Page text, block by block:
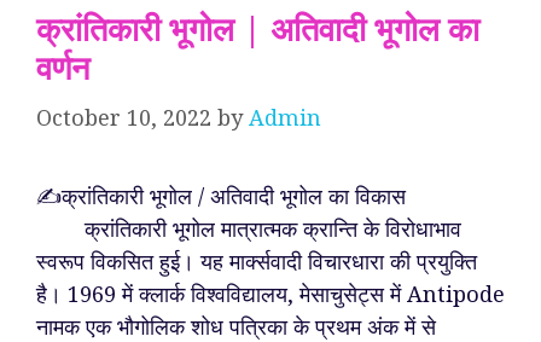
क्रांतिकारी भूगोल | अतिवादी भूगोल का
वर्णन
October 10, 2022 byAdmin
✍️क्रांतिकारी भूगोल / अतिवादी भूगोल का विकास
क्रांतिकारी भूगोल मात्रात्मक क्रान्ति के विरोधाभाव
स्वरूप विकसित हुई। यह मार्क्सवादी विचारधारा की प्रयुक्ति
है। 1969 में क्लार्क विश्वविद्यालय, मेसाचुसेट्स में Antipode
नामक एक भौगोलिक शोध पत्रिका के प्रथम अंक में से